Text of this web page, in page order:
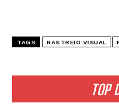
TOP
TAGS RASTREIO VISUAL